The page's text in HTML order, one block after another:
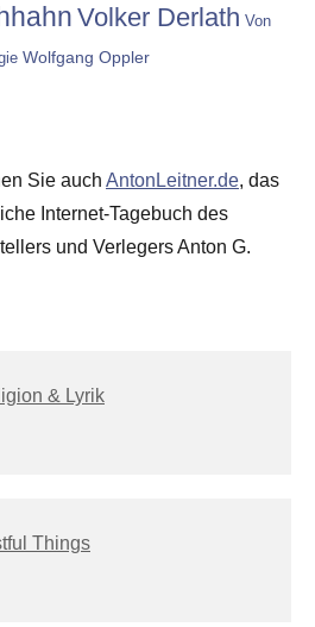
Volker Derlath Von
Wolfgang Oppler
Sie auch AntonLeitner.de, das
Internet-Tagebuch des
und Verlegers Anton G.